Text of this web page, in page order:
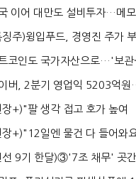
·AI 등 논...
이어 대만도 설비투자…메모
쟁’
징주)윙입푸드, 경영진 주가
상한가...
코인도 국가자산으로…'보관·
' 기준은 ...
버, 2분기 영업익 5203억원
0.2% 감소...
장+)"팔 생각 접고 호가 높여
덜 똘똘한 한 채' 20...
장+)"12일엔 물건 다 들어와
매대 채우며 문 연 ...
선 9기 한달)③'7조 채무' 곳
추미애, 20년...